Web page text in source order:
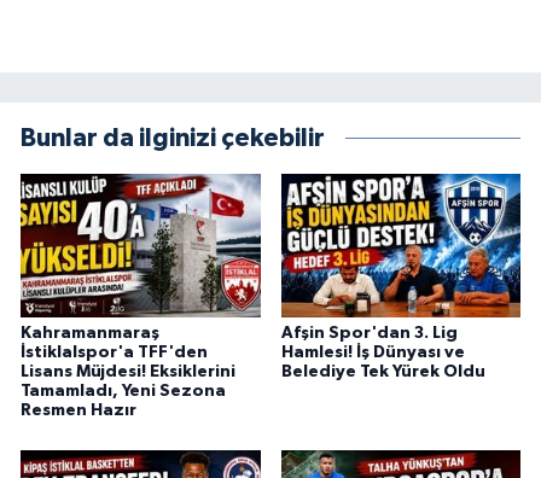
Bunlar da ilginizi çekebilir
Kahramanmaraş
İstiklalspor'a TFF'den
Lisans Müjdesi! Eksiklerini
Tamamladı, Yeni Sezona
Resmen Hazır
Afşin Spor'dan 3. Lig
Hamlesi! İş Dünyası ve
Belediye Tek Yürek Oldu